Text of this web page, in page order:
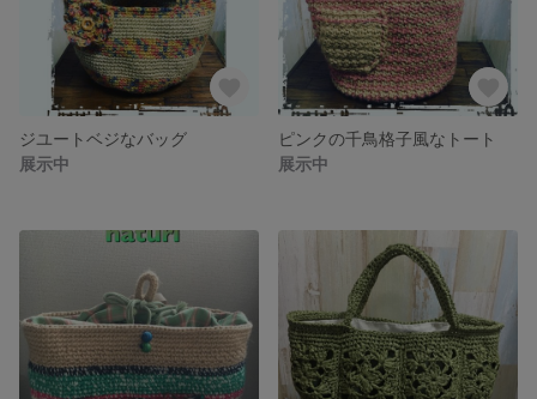
ジユートベジなバッグ
展示中
ピンクの千鳥格子風なトート
展示中